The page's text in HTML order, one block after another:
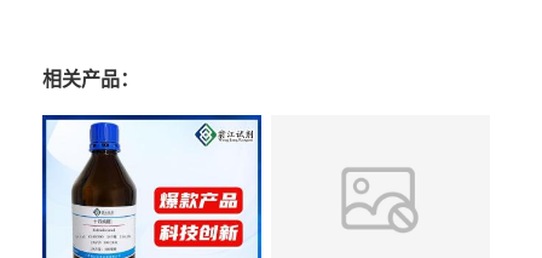
相关产品：